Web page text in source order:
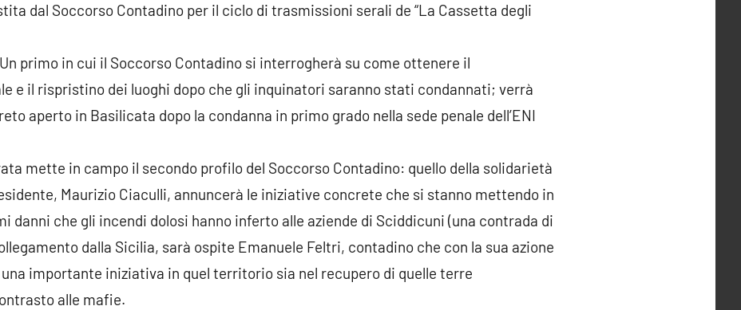
dal Soccorso Contadino per il ciclo di trasmissioni serali de “La Cassetta degli
primo in cui il Soccorso Contadino si interrogherà su come ottenere il
e il rispristino dei luoghi dopo che gli inquinatori saranno stati condannati; verrà
aperto in Basilicata dopo la condanna in primo grado nella sede penale dell’ENI
mette in campo il secondo profilo del Soccorso Contadino: quello della solidarietà
Maurizio Ciaculli, annuncerà le iniziative concrete che si stanno mettendo in
danni che gli incendi dolosi hanno inferto alle aziende di Sciddicuni (una contrada di
dalla Sicilia, sarà ospite Emanuele Feltri, contadino che con la sua azione
importante iniziativa in quel territorio sia nel recupero di quelle terre
alle mafie.